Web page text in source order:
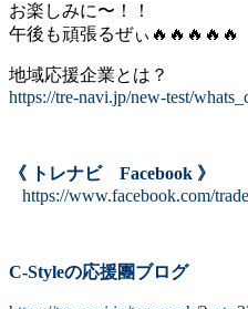
お楽しみに〜！！
午後も頑張るぜぃ🔥🔥🔥🔥🔥
地域応援企業とは？
https://tre-navi.jp/new-test/
《 トレナビ Facebook 》
https://www.facebook.com/
C-Styleの応援團ブログ